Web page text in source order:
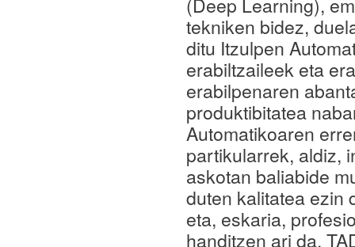
tekniken bidez,
ditu Itzulpen
erabiltzaileek eta
erabilpenaren
produktibitatea
Automatikoaren
partikularrek, aldiz,
askotan baliabide
duten kalitatea ezin
eta, eskaria,
handitzen ari da.